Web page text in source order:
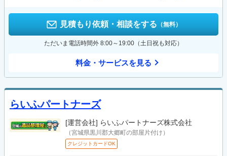
見積もり依頼・相談をする （無料）
ただいま電話時間外 8:00～19:00（土日祝も対応）
料金・サービスを見る
らいふパートナーズ
[運営会社] らいふパートナーズ株式会社
（宮城県黒川郡大郷町の部屋片付け）
クレジットカードOK